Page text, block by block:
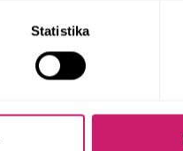
Statistika